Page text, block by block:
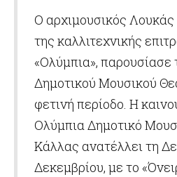
Ο αρχιμουσικός
της καλλιτεχνικής
«Ολύμπια»,
Δημοτικού Μουσικού
φετινή περίοδο. Η
Ολύμπια Δημοτικό
Κάλλας ανατέλλει τη
Δεκεμβρίου, με το